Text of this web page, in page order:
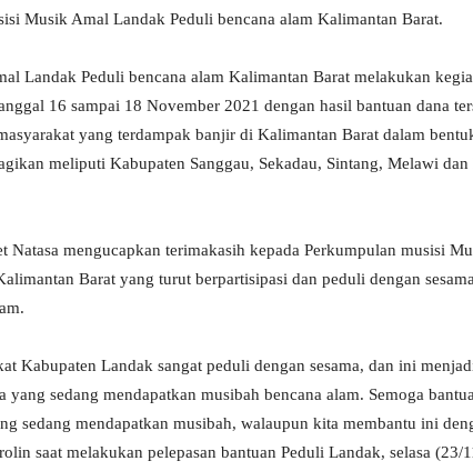
Musik Amal Landak Peduli bencana alam Kalimantan Barat.
Landak Peduli bencana alam Kalimantan Barat melakukan
16 sampai 18 November 2021 dengan hasil bantuan dana
yang terdampak banjir di Kalimantan Barat dalam
meliputi Kabupaten Sanggau, Sekadau, Sintang, Melawi dan
mengucapkan terimakasih kepada Perkumpulan musisi
Barat yang turut berpartisipasi dan peduli dengan
Kabupaten Landak sangat peduli dengan sesama, dan ini
yang sedang mendapatkan musibah bencana alam. Semoga
sedang mendapatkan musibah, walaupun kita membantu ini
saat melakukan pelepasan bantuan Peduli Landak, selasa (23/